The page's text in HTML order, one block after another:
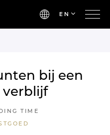
EN
bij een
TIME